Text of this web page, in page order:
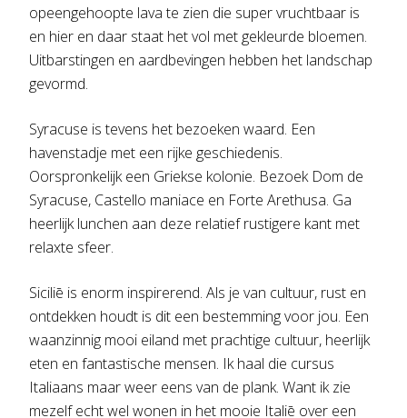
opeengehoopte lava te zien die super vruchtbaar is
en hier en daar staat het vol met gekleurde bloemen.
Uitbarstingen en aardbevingen hebben het landschap
gevormd.
Syracuse is tevens het bezoeken waard. Een
havenstadje met een rijke geschiedenis.
Oorspronkelijk een Griekse kolonie. Bezoek Dom de
Syracuse, Castello maniace en Forte Arethusa. Ga
heerlijk lunchen aan deze relatief rustigere kant met
relaxte sfeer.
Siciliē is enorm inspirerend. Als je van cultuur, rust en
ontdekken houdt is dit een bestemming voor jou. Een
waanzinnig mooi eiland met prachtige cultuur, heerlijk
eten en fantastische mensen. Ik haal die cursus
Italiaans maar weer eens van de plank. Want ik zie
mezelf echt wel wonen in het mooie Italiē over een